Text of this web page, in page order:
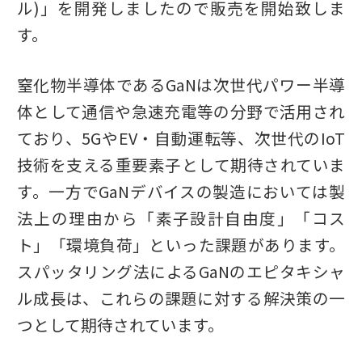
ル)」を開発しましたので販売を開始致しま
す。
窒化物半導体であるGaNは次世代パワー半導
体として通信や急速充電等の分野で活用され
ており、5GやEV・自動運転等、次世代のIoT
技術を支える重要素子として期待されていま
す。一方でGaNデバイスの製造においては製
法上の理由から「素子設計自由度」「コス
ト」「環境負荷」といった課題があります。
スパッタリング法によるGaNのエピタキシャ
ル成長は、これらの課題に対する解決策の一
つとして期待されています。